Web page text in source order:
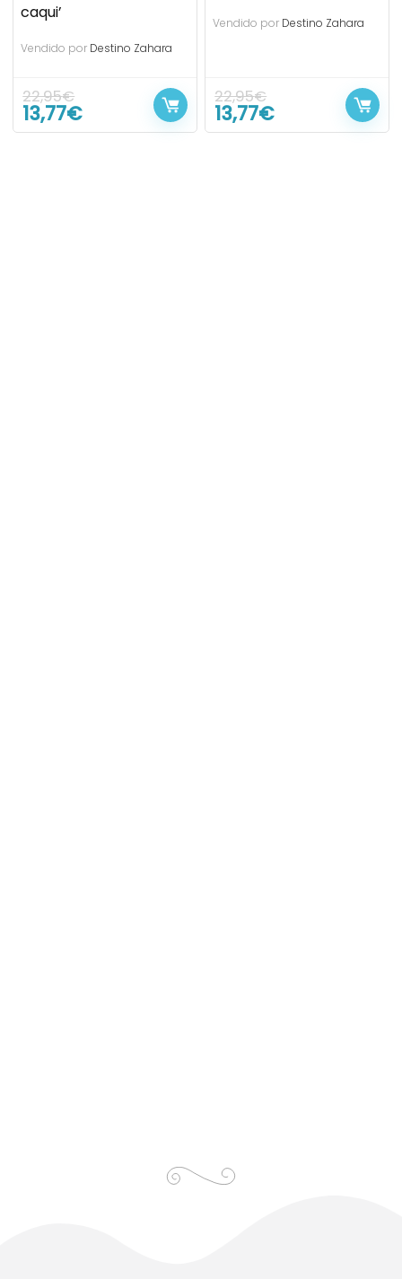
caqui’
Vendido por Destino Zahara
22,95€
13,77€
Vendido por Destino Zahara
22,95€
13,77€